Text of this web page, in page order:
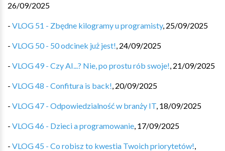
26/09/2025
- VLOG 51 - Zbędne kilogramy u programisty, 25/09/2025
- VLOG 50 - 50 odcinek już jest!, 24/09/2025
- VLOG 49 - Czy AI...? Nie, po prostu rób swoje!, 21/09/2025
- VLOG 48 - Confitura is back!, 20/09/2025
- VLOG 47 - Odpowiedzialność w branży IT, 18/09/2025
- VLOG 46 - Dzieci a programowanie, 17/09/2025
- VLOG 45 - Co robisz to kwestia Twoich priorytetów!,